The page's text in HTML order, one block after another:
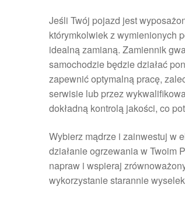
Jeśli Twój pojazd jest
którymkolwiek z wymienionych
idealną zamianą. Zamiennik
samochodzie będzie działać
zapewnić optymalną pracę,
serwisie lub przez
dokładną kontrolą jakości, co
Wybierz mądrze i zainwestuj w
działanie ogrzewania w Twoim
napraw i wspieraj
wykorzystanie starannie